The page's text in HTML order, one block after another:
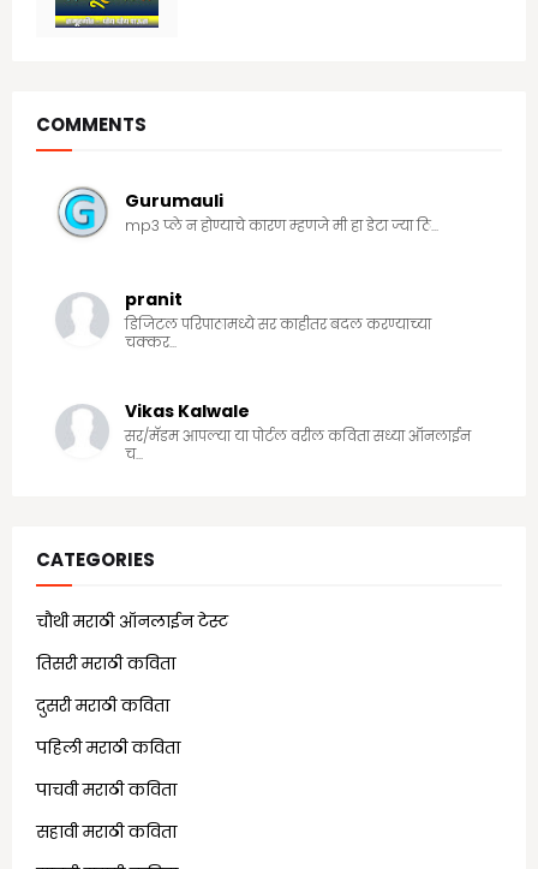
COMMENTS
Gurumauli
mp3 प्ले न होण्याचे कारण म्हणजे मी हा डेटा ज्या ठि...
pranit
डिजिटल परिपाठामध्ये सर काहीतर बदल करण्याच्या
चक्कर...
Vikas Kalwale
सर/मॅडम आपल्या या पोर्टल वरील कविता सध्या ऑनलाईन
च...
CATEGORIES
चौथी मराठी ऑनलाईन टेस्ट
तिसरी मराठी कविता
दुसरी मराठी कविता
पहिली मराठी कविता
पाचवी मराठी कविता
सहावी मराठी कविता